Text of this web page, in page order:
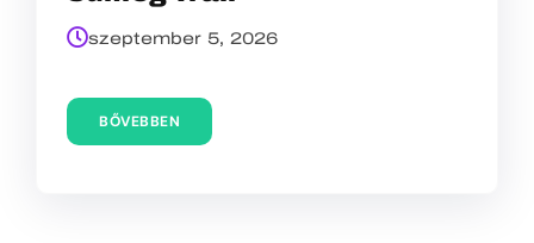
szeptember 5, 2026
BŐVEBBEN